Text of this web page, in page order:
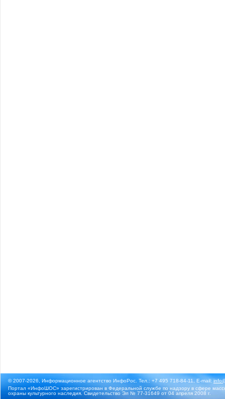
© 2007-2026, Информационное агентство ИнфоРос. Тел.: +7 495 718-84-11, E-mail:
Портал «ИнфоШОС» зарегистрирован в Федеральной службе по надзору в сфере
охраны культурного наследия. Свидетельство Эл № 77-31649 от 04 апреля 2008 г.